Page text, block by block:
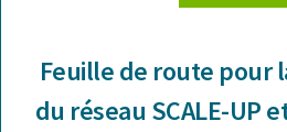
Feuille de route pour
du réseau SCALE-UP